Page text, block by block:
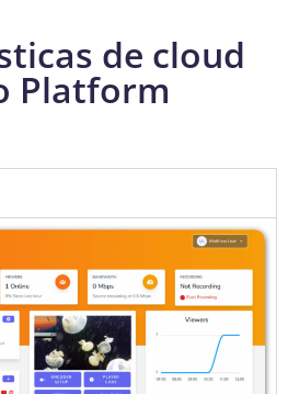
de cloud
Platform